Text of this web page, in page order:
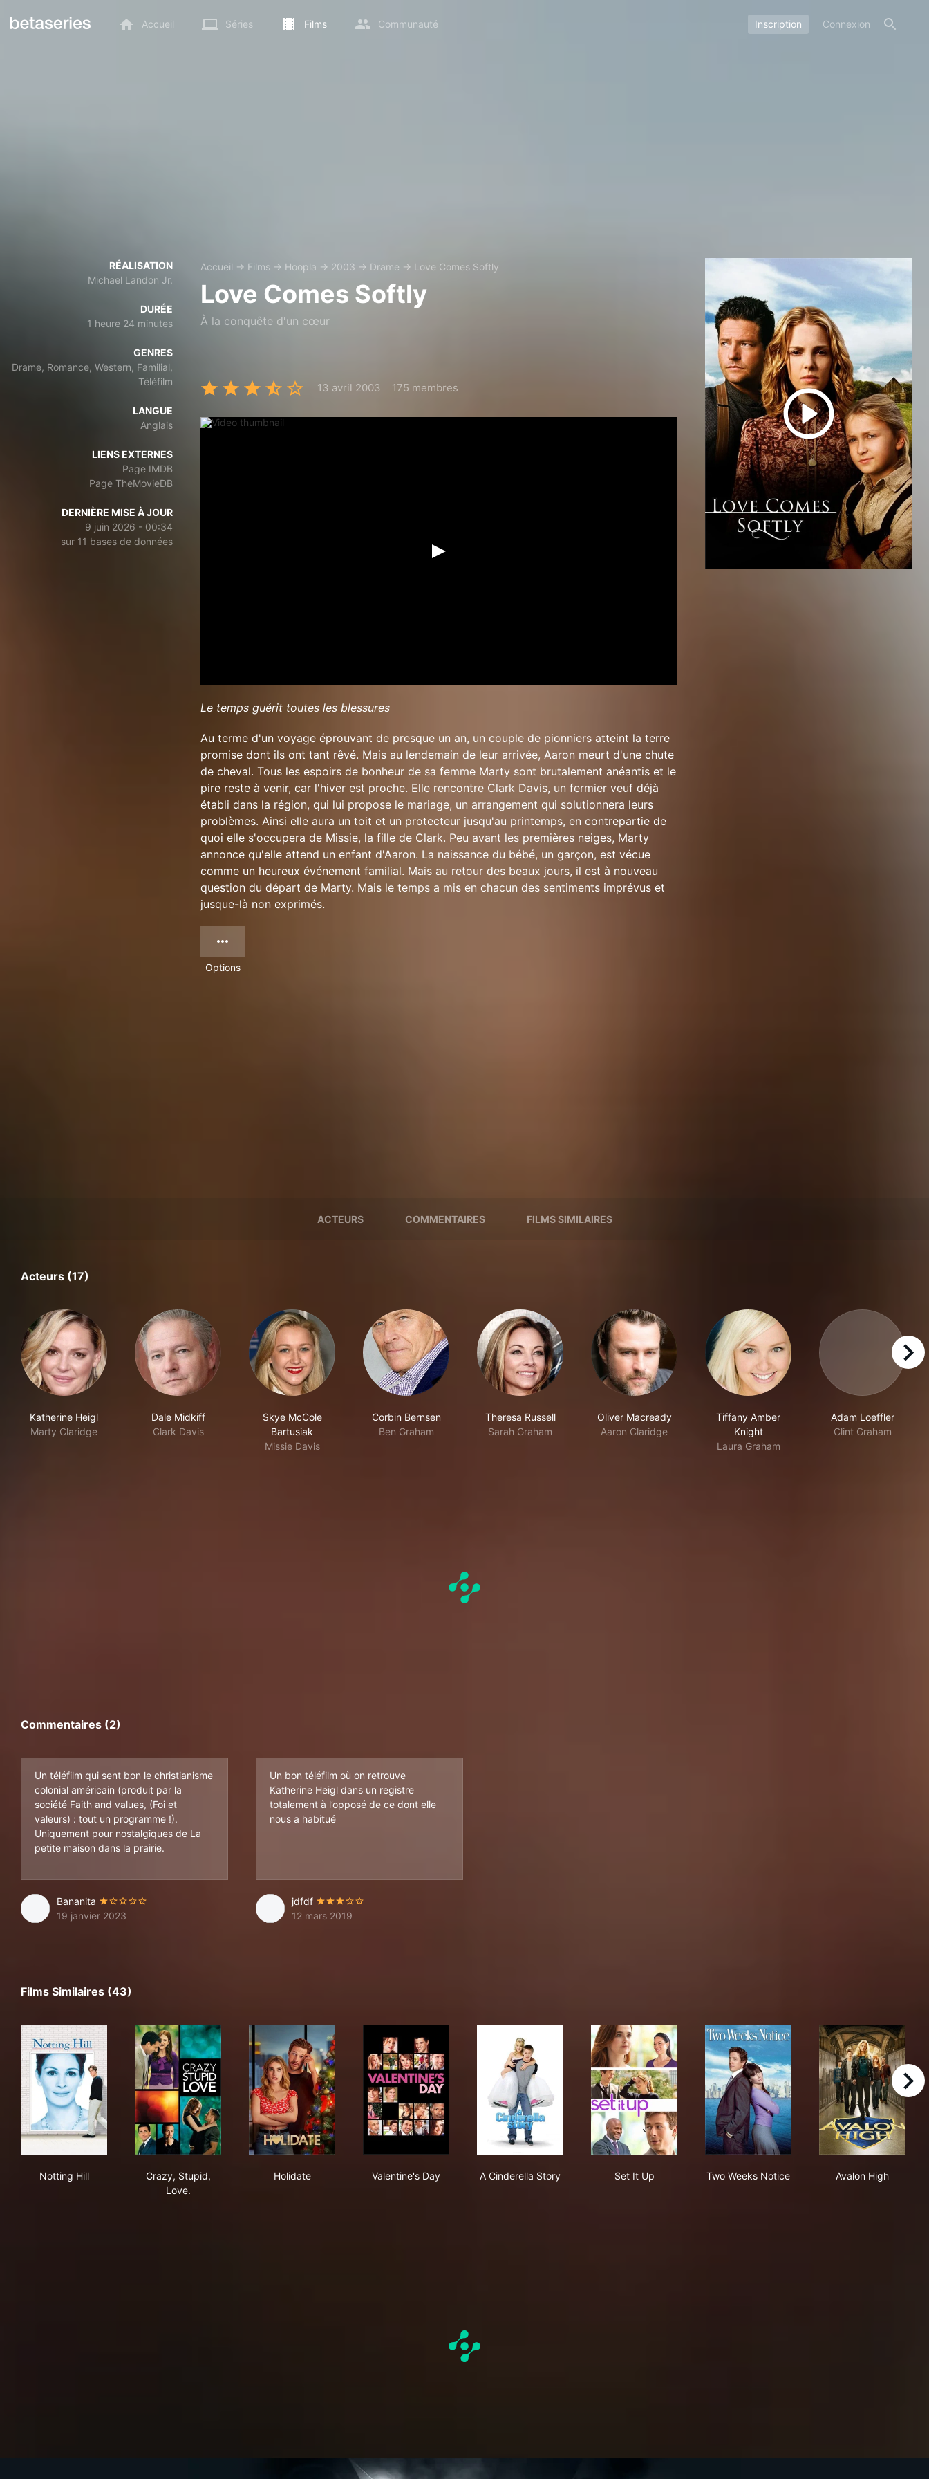
Accueil Séries Films Communauté Inscription Connexion
RÉALISATION
Michael Landon Jr.
DURÉE
1 heure 24 minutes
GENRES
Drame, Romance, Western, Familial,
Téléfilm
LANGUE
Anglais
LIENS EXTERNES
Page IMDB
Page TheMovieDB
DERNIÈRE MISE À JOUR
9 juin 2026 - 00:34
sur 11 bases de données
Accueil → Films → Hoopla → 2003 → Drame → Love Comes Softly
Love Comes Softly
À la conquête d'un cœur
13 avril 2003 175 membres
Le temps guérit toutes les blessures
Au terme d'un voyage éprouvant de presque un an, un couple de pionniers atteint la terre
promise dont ils ont tant rêvé. Mais au lendemain de leur arrivée, Aaron meurt d'une chute
de cheval. Tous les espoirs de bonheur de sa femme Marty sont brutalement anéantis et le
pire reste à venir, car l'hiver est proche. Elle rencontre Clark Davis, un fermier veuf déjà
établi dans la région, qui lui propose le mariage, un arrangement qui solutionnera leurs
problèmes. Ainsi elle aura un toit et un protecteur jusqu'au printemps, en contrepartie de
quoi elle s'occupera de Missie, la fille de Clark. Peu avant les premières neiges, Marty
annonce qu'elle attend un enfant d'Aaron. La naissance du bébé, un garçon, est vécue
comme un heureux événement familial. Mais au retour des beaux jours, il est à nouveau
question du départ de Marty. Mais le temps a mis en chacun des sentiments imprévus et
jusque-là non exprimés.
Options
ACTEURS COMMENTAIRES FILMS SIMILAIRES
Acteurs (17)
Katherine Heigl
Marty Claridge
Dale Midkiff
Clark Davis
Skye McCole
Bartusiak
Missie Davis
Corbin Bernsen
Ben Graham
Theresa Russell
Sarah Graham
Oliver Macready
Aaron Claridge
Tiffany Amber
Knight
Laura Graham
Adam Loeffler
Clint Graham
right
Commentaires (2)
Un téléfilm qui sent bon le christianisme
colonial américain (produit par la
société Faith and values, (Foi et
valeurs) : tout un programme !).
Uniquement pour nostalgiques de La
petite maison dans la prairie.
Bananita
19 janvier 2023
Un bon téléfilm où on retrouve
Katherine Heigl dans un registre
totalement à l’opposé de ce dont elle
nous a habitué
jdfdf
12 mars 2019
Films Similaires (43)
Notting Hill
Crazy, Stupid,
Love.
Holidate
Valentine's Day
A Cinderella Story
Set It Up
Two Weeks Notice
Avalon High
right